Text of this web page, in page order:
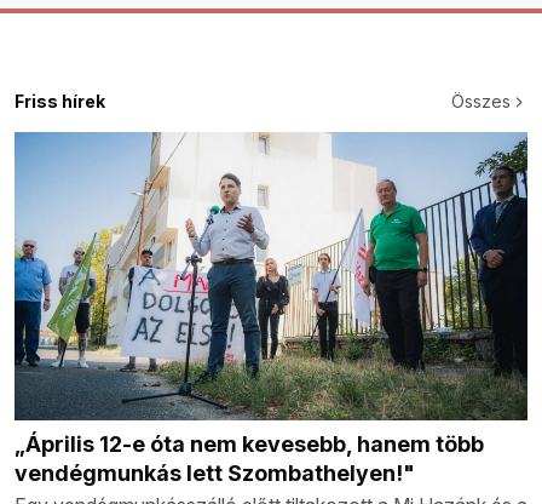
Friss hírek Összes
„Április 12-e óta nem kevesebb, hanem több
vendégmunkás lett Szombathelyen!"